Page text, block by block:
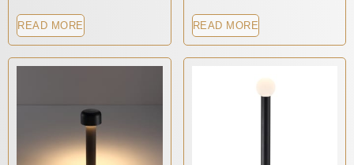
READ MORE READ MORE